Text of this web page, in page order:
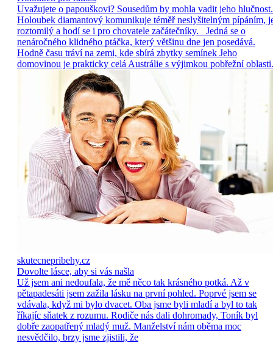
Uvažujete o papouškovi? Sousedům by mohla vadit jeho hlučnost.
Holoubek diamantový komunikuje téměř neslyšitelným pípáním,
roztomilý a hodí se i pro chovatele začátečníky. Jedná se o
nenáročného klidného ptáčka, který většinu dne jen posedává.
Hodně času tráví na zemi, kde sbírá zbytky semínek Jeho
domovinou je prakticky celá Austrálie s výjimkou pobřežní oblasti.
skutecnepribehy.cz
Dovolte lásce, aby si vás našla
Už jsem ani nedoufala, že mě něco tak krásného potká. Až v
pětapadesáti jsem zažila lásku na první pohled. Poprvé jsem se
vdávala, když mi bylo dvacet. Oba jsme byli mladí a byl to tak
říkajíc sňatek z rozumu. Rodiče nás dali dohromady, Toník byl
dobře zaopatřený mladý muž. Manželství nám oběma moc
nesvědčilo, brzy jsme zjistili, že